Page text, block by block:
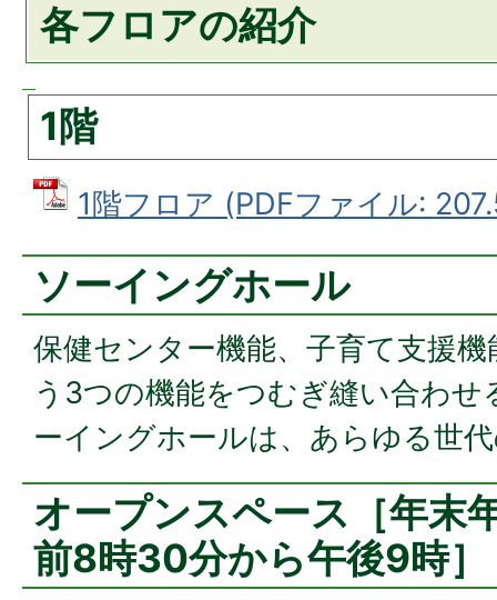
各フロアの紹介
1階
1階フロア (PDFファイル:
ソーイングホール
保健センター機能、子育て支援
う3つの機能をつむぎ縫い合わ
ーイングホールは、あらゆる世
オープンスペース［年末
前8時30分から午後9時］